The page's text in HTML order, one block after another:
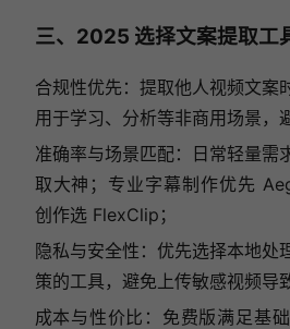
三、2025 选择文案提取工
合规性优先：提取他人视频文案
用于学习、分析等非商用场景，
准确率与场景匹配：日常轻量需
取大神；专业字幕制作优先
创作选 FlexClip；
隐私与安全性：优先选择本地处
策的工具，避免上传敏感视频导
成本与性价比：免费版满足基